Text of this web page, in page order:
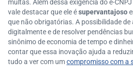
multas. Além dessa exigência do e-
vale destacar que ele ésupervantajoso
que não obrigatórias. A possibilidade
digitalmente e de resolver pendências
sinônimo de economia de tempo e
contar que essa inovação ajuda a
tudo a ver com umcompromisso com a